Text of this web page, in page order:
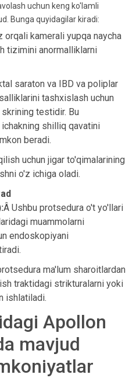
uchun keng ko'lamli
Bunga quyidagilar kiradi:
orqali kamerali yupqa naycha
tizimini anormalliklarni
saraton va IBD va poliplar
tashxislash uchun
testidir. Bu
shilliq qavatini
beradi.
uchun jigar to'qimalarining
o'z ichiga oladi.
Â Ushbu protsedura o't yo'llari
muammolarni
endoskopiyani
ma'lum sharoitlardan
traktidagi strikturalarni yoki
ishlatiladi.
Apollon
mavjud